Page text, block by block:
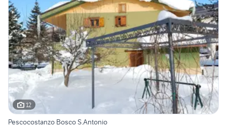
12
Pescocostanzo Bosco S.Antonio